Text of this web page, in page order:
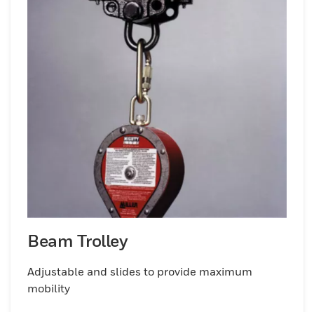
Beam Trolley
Adjustable and slides to provide maximum
mobility